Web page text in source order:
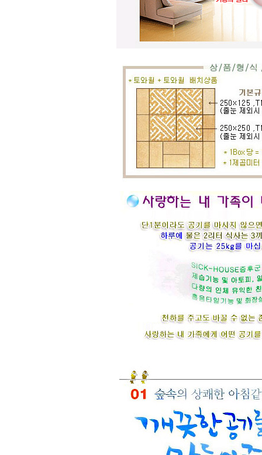
황토타일의 제습기능으로 끈적한 여
름은 시원하게.. 겨울은 가습기능과 원
적외선 방사로 따뜻하게..
테리어 마감자재로 활용하여 집안품
격을 업그레이드해 보세요.